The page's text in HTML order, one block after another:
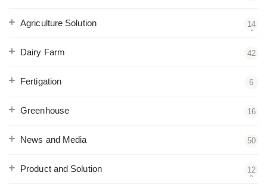
Agriculture Solution
14
4
Dairy Farm 42
Fertigation 6
Greenhouse 16
News and Media 50
Product and Solution
12
2